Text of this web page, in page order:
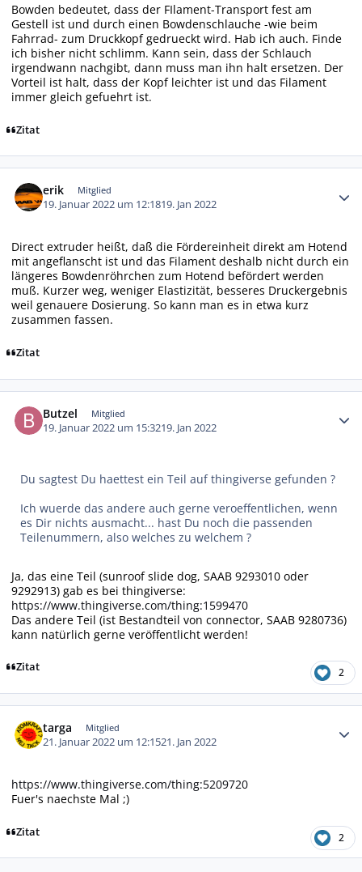
Bowden bedeutet, dass der FIlament-Transport fest am
Gestell ist und durch einen Bowdenschlauche -wie beim
Fahrrad- zum Druckkopf gedrueckt wird. Hab ich auch. Finde
ich bisher nicht schlimm. Kann sein, dass der Schlauch
irgendwann nachgibt, dann muss man ihn halt ersetzen. Der
Vorteil ist halt, dass der Kopf leichter ist und das Filament
immer gleich gefuehrt ist.
Zitat
erik Mitglied
19. Januar 2022 um 12:1819. Jan 2022
Direct extruder heißt, daß die Fördereinheit direkt am Hotend
mit angeflanscht ist und das Filament deshalb nicht durch ein
längeres Bowdenröhrchen zum Hotend befördert werden
muß. Kurzer weg, weniger Elastizität, besseres Druckergebnis
weil genauere Dosierung. So kann man es in etwa kurz
zusammen fassen.
Zitat
Butzel Mitglied
19. Januar 2022 um 15:3219. Jan 2022
Du sagtest Du haettest ein Teil auf thingiverse gefunden ?
Ich wuerde das andere auch gerne veroeffentlichen, wenn
es Dir nichts ausmacht... hast Du noch die passenden
Teilenummern, also welches zu welchem ?
Ja, das eine Teil (sunroof slide dog, SAAB 9293010 oder
9292913) gab es bei thingiverse:
https://www.thingiverse.com/thing:1599470
Das andere Teil (ist Bestandteil von connector, SAAB 9280736)
kann natürlich gerne veröffentlicht werden!
Zitat 2
targa Mitglied
21. Januar 2022 um 12:1521. Jan 2022
https://www.thingiverse.com/thing:5209720
Fuer's naechste Mal ;)
Zitat 2